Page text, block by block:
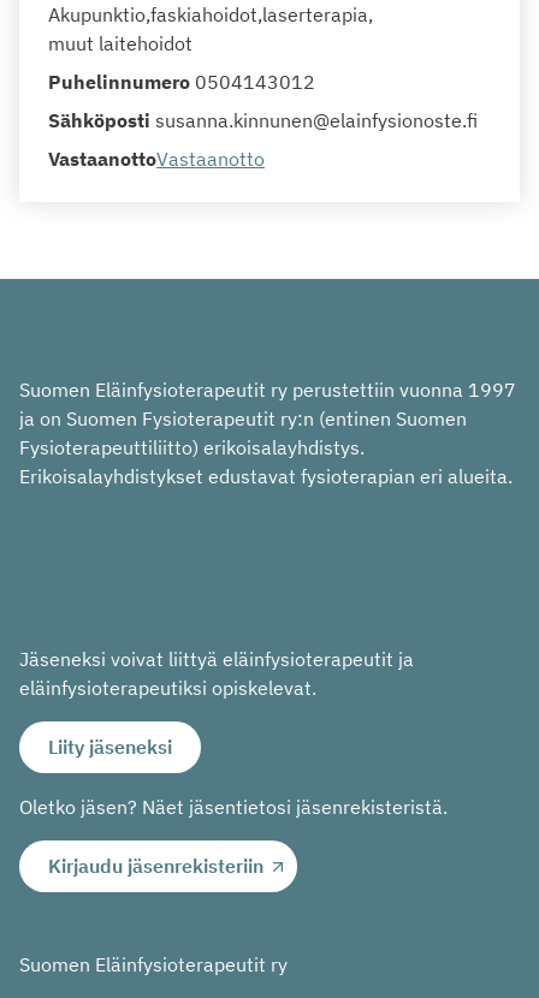
Akupunktio faskiahoidot laserterapia
muut laitehoidot
Puhelinnumero 0504143012
Sähköposti susanna.kinnunen@elainfysionoste.fi
VastaanottoVastaanotto
Suomen Eläinfysioterapeutit ry perustettiin vuonna 1997
ja on Suomen Fysioterapeutit ry:n (entinen Suomen
Fysioterapeuttiliitto) erikoisalayhdistys.
Erikoisalayhdistykset edustavat fysioterapian eri alueita.
Jäseneksi voivat liittyä eläinfysioterapeutit ja
eläinfysioterapeutiksi opiskelevat.
Liity jäseneksi
Oletko jäsen? Näet jäsentietosi jäsenrekisteristä.
Kirjaudu jäsenrekisteriin
Suomen Eläinfysioterapeutit ry